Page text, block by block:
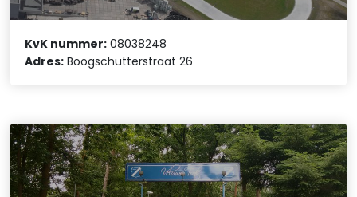
KvK nummer: 08038248
Adres: Boogschutterstraat 26